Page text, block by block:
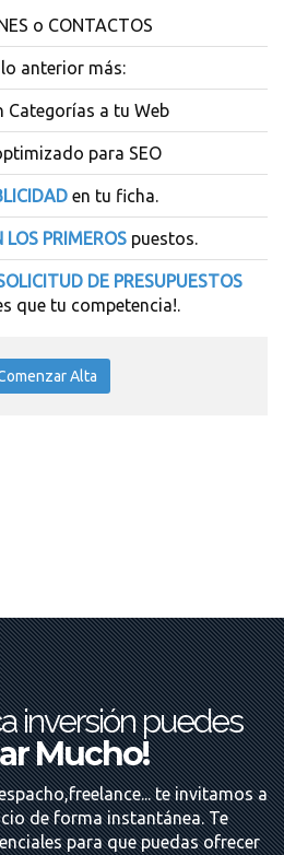
o CONTACTOS
anterior más:
Categorías a tu Web
para SEO
en tu ficha.
LOS PRIMEROSpuestos.
DE PRESUPUESTOS
que tu competencia!.
Alta
inversión puedes
Mucho!
te invitamos a
de forma instantánea. Te
para que puedas ofrecer